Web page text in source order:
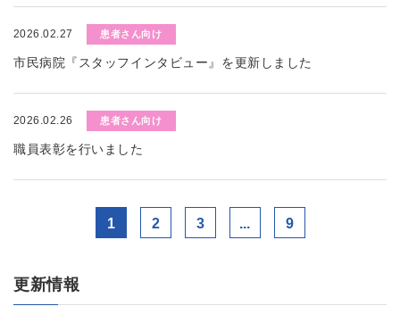
2026.02.27 患者さん向け
市民病院『スタッフインタビュー』を更新しました
2026.02.26 患者さん向け
職員表彰を行いました
1 2 3 ... 9
更新情報